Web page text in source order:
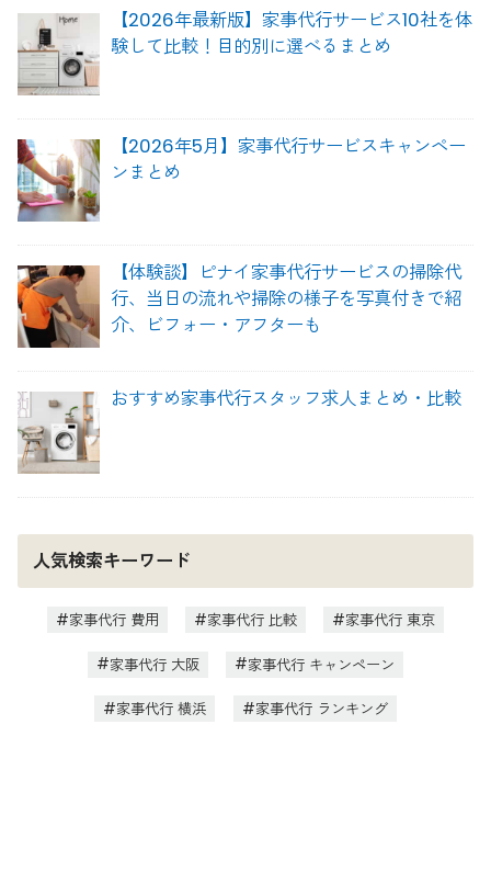
【2026年最新版】家事代行サービス10社を体
験して比較！目的別に選べるまとめ
【2026年5月】家事代行サービスキャンペー
ンまとめ
【体験談】ピナイ家事代行サービスの掃除代
行、当日の流れや掃除の様子を写真付きで紹
介、ビフォー・アフターも
おすすめ家事代行スタッフ求人まとめ・比較
人気検索キーワード
家事代行 費用 家事代行 比較 家事代行 東京
家事代行 大阪 家事代行 キャンペーン
家事代行 横浜 家事代行 ランキング